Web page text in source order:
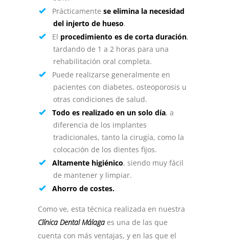
Prácticamente se elimina la necesidad
del injerto de hueso.
El procedimiento es de corta duración,
tardando de 1 a 2 horas para una
rehabilitación oral completa.
Puede realizarse generalmente en
pacientes con diabetes, osteoporosis u
otras condiciones de salud.
Todo es realizado en un solo día, a
diferencia de los implantes
tradicionales, tanto la cirugía, como la
colocación de los dientes fijos.
Altamente higiénico, siendo muy fácil
de mantener y limpiar.
Ahorro de costes.
Como ve, esta técnica realizada en nuestra
Clínica Dental Málaga es una de las que
cuenta con más ventajas, y en las que el